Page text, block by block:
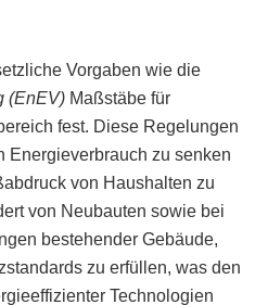
Vorgaben wie die
(EnEV) Maßstäbe für
fest. Diese Regelungen
Energieverbrauch zu senken
von Haushalten zu
von Neubauten sowie bei
bestehender Gebäude,
zu erfüllen, was den
Technologien